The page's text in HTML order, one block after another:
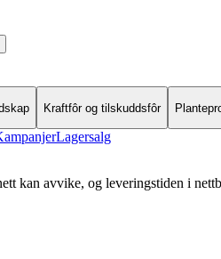
Kraftfôr og tilskuddsfôr
Lagersalg
kan avvike, og leveringstiden i